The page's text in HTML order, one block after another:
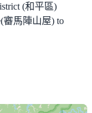
(和平區)
審馬陣山屋) to